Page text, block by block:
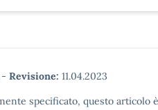
- Revisione: 11.04.2023
specificato, questo